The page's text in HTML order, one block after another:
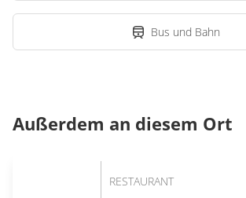
Bus und Bahn
Außerdem an diesem Ort
RESTAURANT